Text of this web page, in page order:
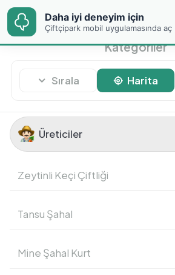
Daha iyi deneyim için
Çiftçipark mobil
uygulamasında aç
Kategoriler
Sırala Harita
Üreticiler
Üreticiler
Zeytinli Keçi Çiftliği
Tansu Şahal
Mine Şahal Kurt
Meyve
Sebze
Daha iyi deneyim için
Çiftçipark mobil uygulamasında aç